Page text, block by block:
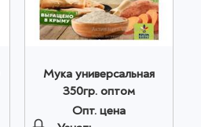
Мука универсальная
350гр. оптом
Опт. цена